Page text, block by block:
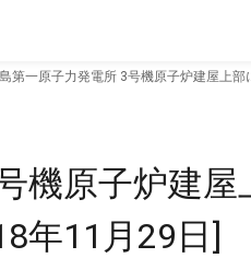
第一原子力発電所 3号機原子炉建屋上
機原子炉建
年11月29日]